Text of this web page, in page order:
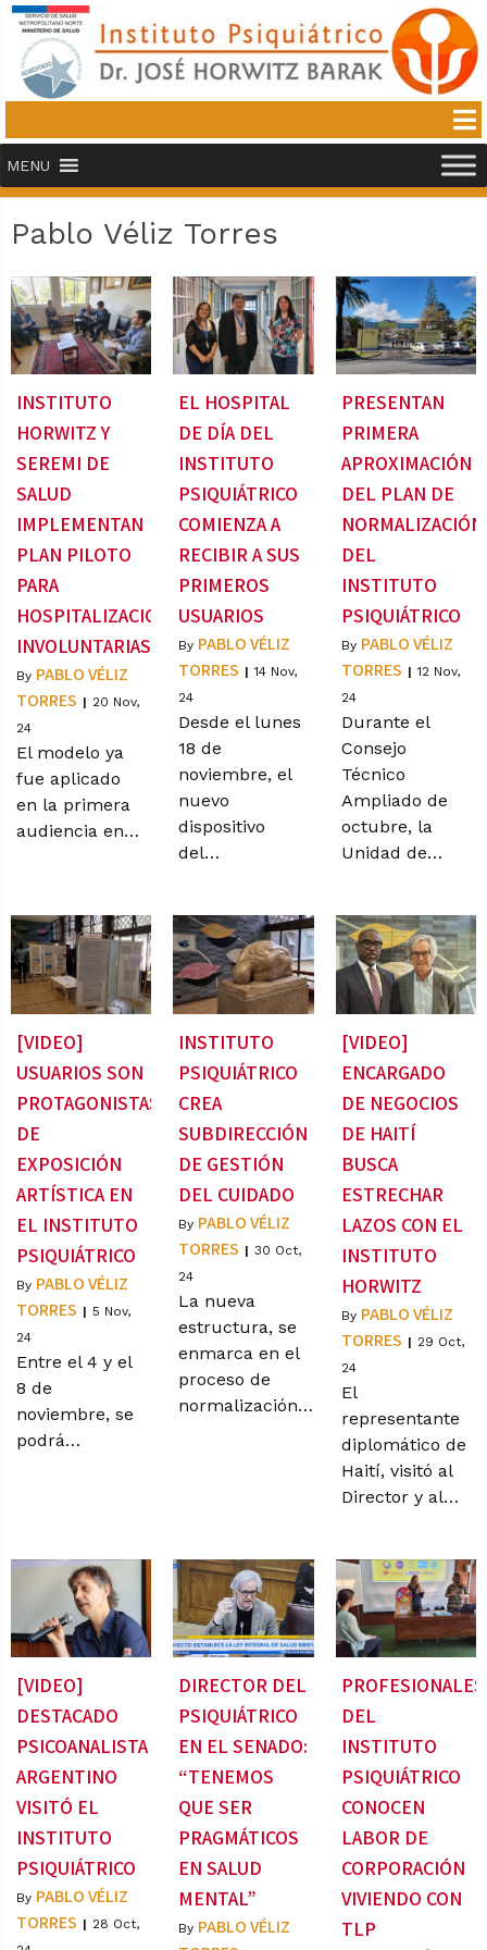
MENU
Pablo Véliz Torres
INSTITUTO
HORWITZ Y
SEREMI DE
SALUD
IMPLEMENTAN
PLAN PILOTO
PARA
HOSPITALIZACIONES
INVOLUNTARIAS
By PABLO VÉLIZ
TORRES | 20 Nov,
24
El modelo ya
fue aplicado
en la primera
audiencia en…
EL HOSPITAL
DE DÍA DEL
INSTITUTO
PSIQUIÁTRICO
COMIENZA A
RECIBIR A SUS
PRIMEROS
USUARIOS
By PABLO VÉLIZ
TORRES | 14 Nov,
24
Desde el lunes
18 de
noviembre, el
nuevo
dispositivo
del…
PRESENTAN
PRIMERA
APROXIMACIÓN
DEL PLAN DE
NORMALIZACIÓN
DEL
INSTITUTO
PSIQUIÁTRICO
By PABLO VÉLIZ
TORRES | 12 Nov,
24
Durante el
Consejo
Técnico
Ampliado de
octubre, la
Unidad de…
[VIDEO]
USUARIOS SON
PROTAGONISTAS
DE
EXPOSICIÓN
ARTÍSTICA EN
EL INSTITUTO
PSIQUIÁTRICO
By PABLO VÉLIZ
TORRES | 5 Nov,
24
Entre el 4 y el
8 de
noviembre, se
podrá…
INSTITUTO
PSIQUIÁTRICO
CREA
SUBDIRECCIÓN
DE GESTIÓN
DEL CUIDADO
By PABLO VÉLIZ
TORRES | 30 Oct,
24
La nueva
estructura, se
enmarca en el
proceso de
normalización…
[VIDEO]
ENCARGADO
DE NEGOCIOS
DE HAITÍ
BUSCA
ESTRECHAR
LAZOS CON EL
INSTITUTO
HORWITZ
By PABLO VÉLIZ
TORRES | 29 Oct,
24
El
representante
diplomático de
Haití, visitó al
Director y al…
[VIDEO]
DESTACADO
PSICOANALISTA
ARGENTINO
VISITÓ EL
INSTITUTO
PSIQUIÁTRICO
By PABLO VÉLIZ
TORRES | 28 Oct,
DIRECTOR DEL
PSIQUIÁTRICO
EN EL SENADO:
“TENEMOS
QUE SER
PRAGMÁTICOS
EN SALUD
MENTAL”
By PABLO VÉLIZ
PROFESIONALES
DEL
INSTITUTO
PSIQUIÁTRICO
CONOCEN
LABOR DE
CORPORACIÓN
VIVIENDO CON
TLP